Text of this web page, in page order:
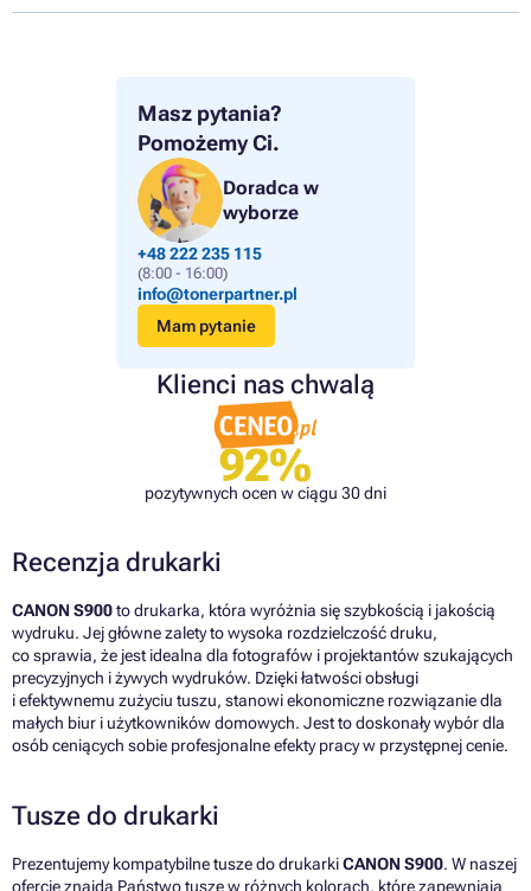
Masz pytania?
Pomożemy Ci.
Doradca w
wyborze
+48 222 235 115
(8:00 - 16:00)
info@tonerpartner.pl
Mam pytanie
Klienci nas chwalą
92%
pozytywnych ocen w ciągu 30 dni
Recenzja drukarki
CANON S900to drukarka, która wyróżnia się szybkością i jakością
wydruku. Jej główne zalety to wysoka rozdzielczość druku,
co sprawia, że jest idealna dla fotografów i projektantów szukających
precyzyjnych i żywych wydruków. Dzięki łatwości obsługi
i efektywnemu zużyciu tuszu, stanowi ekonomiczne rozwiązanie dla
małych biur i użytkowników domowych. Jest to doskonały wybór dla
osób ceniących sobie profesjonalne efekty pracy w przystępnej cenie.
Tusze do drukarki
Prezentujemy kompatybilne tusze do drukarkiCANON S900. W naszej
ofercie znajdą Państwo tusze w różnych kolorach, które zapewniają